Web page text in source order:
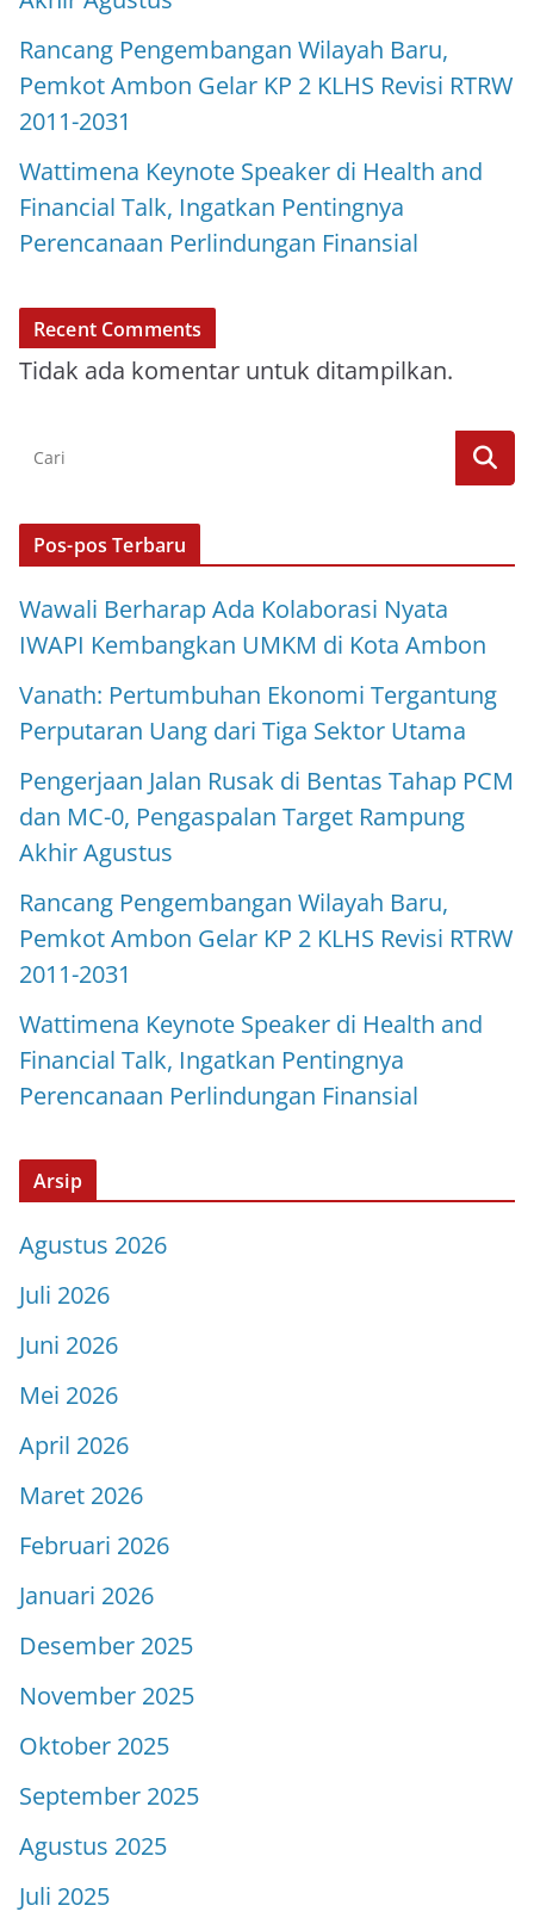
Rancang Pengembangan Wilayah Baru,
Pemkot Ambon Gelar KP 2 KLHS Revisi RTRW
2011-2031
Wattimena Keynote Speaker di Health and
Financial Talk, Ingatkan Pentingnya
Perencanaan Perlindungan Finansial
Recent Comments
Tidak ada komentar untuk ditampilkan.
Pos-pos Terbaru
Wawali Berharap Ada Kolaborasi Nyata
IWAPI Kembangkan UMKM di Kota Ambon
Vanath: Pertumbuhan Ekonomi Tergantung
Perputaran Uang dari Tiga Sektor Utama
Pengerjaan Jalan Rusak di Bentas Tahap PCM
dan MC-0, Pengaspalan Target Rampung
Akhir Agustus
Rancang Pengembangan Wilayah Baru,
Pemkot Ambon Gelar KP 2 KLHS Revisi RTRW
2011-2031
Wattimena Keynote Speaker di Health and
Financial Talk, Ingatkan Pentingnya
Perencanaan Perlindungan Finansial
Arsip
Agustus 2026
Juli 2026
Juni 2026
Mei 2026
April 2026
Maret 2026
Februari 2026
Januari 2026
Desember 2025
November 2025
Oktober 2025
September 2025
Agustus 2025
Juli 2025